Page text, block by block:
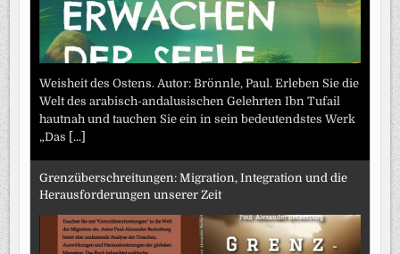
Weisheit des Ostens. Autor: Brönnle, Paul. Erleben Sie die
Welt des arabisch-andalusischen Gelehrten Ibn Tufail
hautnah und tauchen Sie ein in sein bedeutendstes Werk
„Das
[...]
Grenzüberschreitungen: Migration, Integration und die
Herausforderungen unserer Zeit